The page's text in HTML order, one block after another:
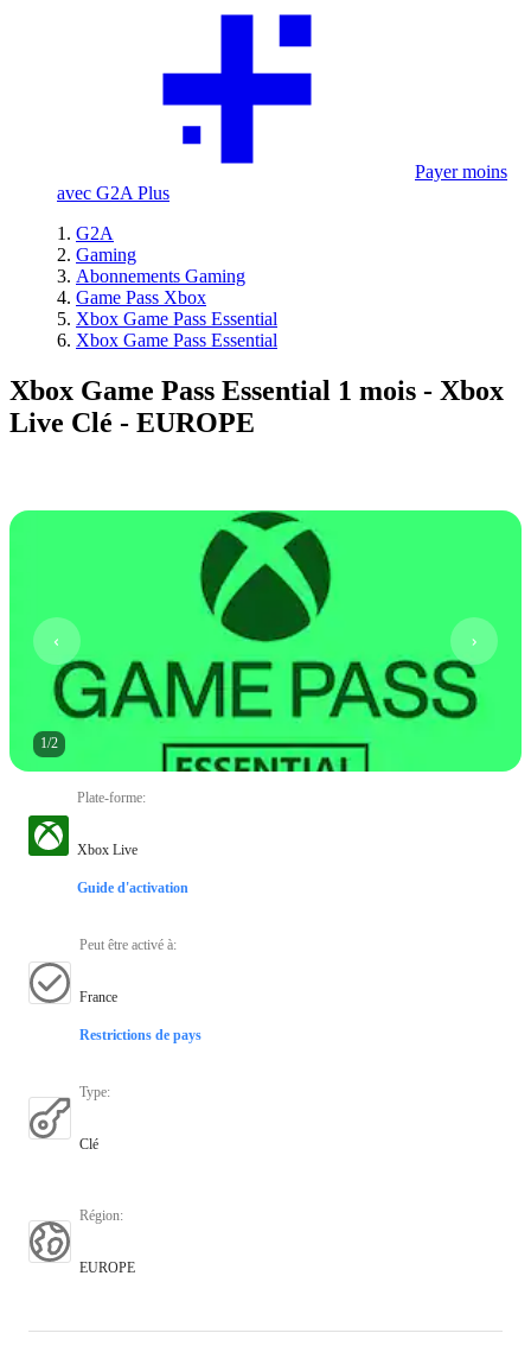
Payer moins
avec G2A Plus
G2A
Gaming
Abonnements Gaming
Game Pass Xbox
Xbox Game Pass Essential
Xbox Game Pass Essential
Xbox Game Pass Essential 1 mois - Xbox
Live Clé - EUROPE
1/2
Plate-forme:
Xbox Live
Guide d'activation
Peut être activé à:
France
Restrictions de pays
Type:
Clé
Région:
EUROPE